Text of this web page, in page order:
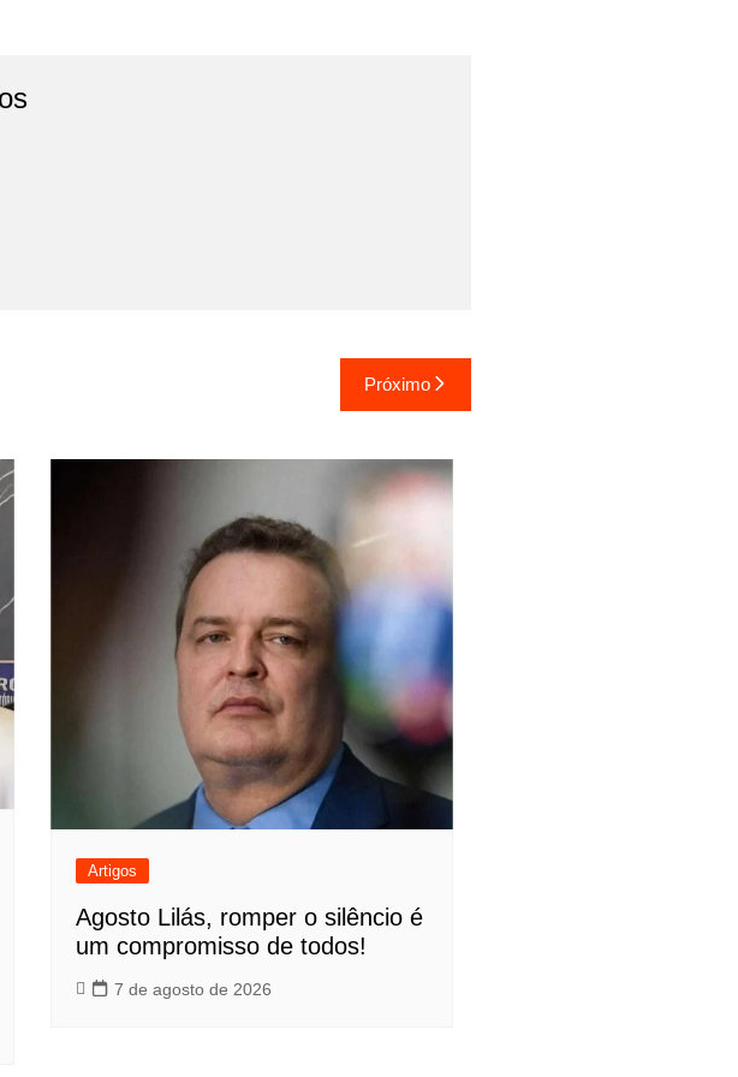
Próximo
Artigos
Agosto Lilás, romper o silêncio é
um compromisso de todos!
7 de agosto de 2026